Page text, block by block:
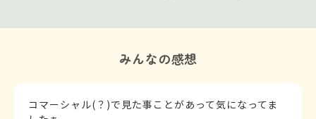
みんなの感想
コマーシャル(？)で見た事ことがあって気になってま